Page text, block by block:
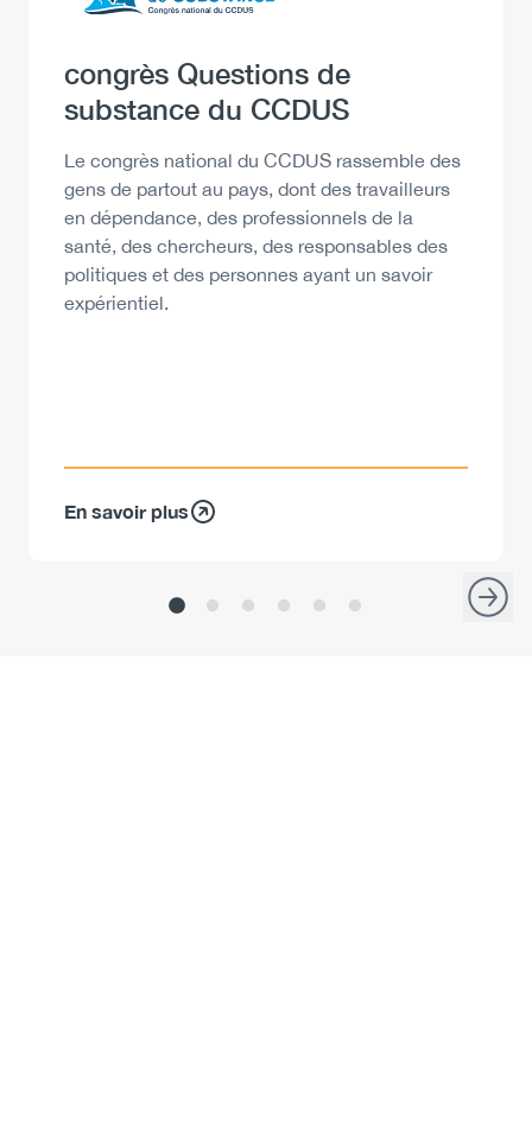
Heading
congrès Questions de
substance du CCDUS
Description
Le congrès national du CCDUS rassemble des
gens de partout au pays, dont des travailleurs
en dépendance, des professionnels de la
santé, des chercheurs, des responsables des
politiques et des personnes ayant un savoir
expérientiel.
En savoir plus